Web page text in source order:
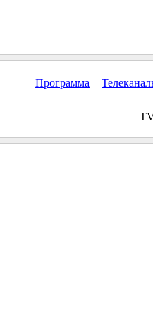
Программа